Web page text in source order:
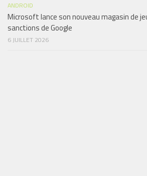
ANDROID
Microsoft lance son nouveau magasin de
sanctions de Google
6 JUILLET 2026